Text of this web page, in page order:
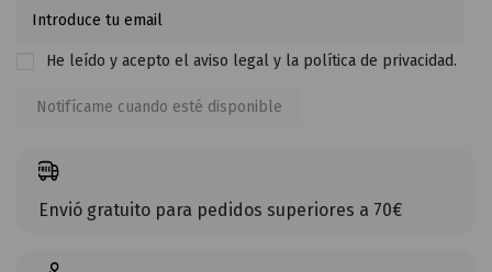
He leído y acepto el aviso legal y la política de privacidad.
Envió gratuito para pedidos superiores a 70€